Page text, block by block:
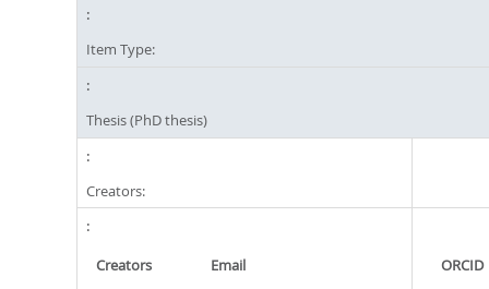
Item Type:
Thesis (PhD thesis)
Creators:
Creators Email
ORCID